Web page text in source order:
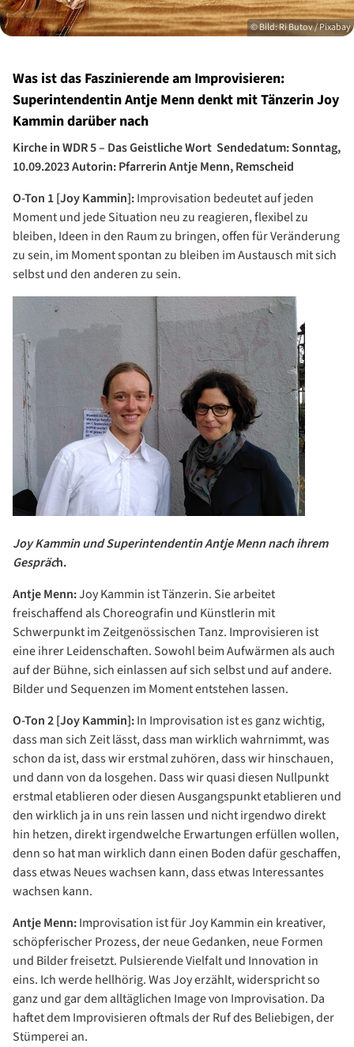
© Bild: Ri Butov / Pixabay
Was ist das Faszinierende am Improvisieren:
Superintendentin Antje Menn denkt mit Tänzerin Joy
Kammin darüber nach
Kirche in WDR 5 – Das Geistliche Wort Sendedatum: Sonntag,
10.09.2023 Autorin: Pfarrerin Antje Menn, Remscheid
O-Ton 1 [Joy Kammin]:Improvisation bedeutet auf jeden
Moment und jede Situation neu zu reagieren, flexibel zu
bleiben, Ideen in den Raum zu bringen, offen für Veränderung
zu sein, im Moment spontan zu bleiben im Austausch mit sich
selbst und den anderen zu sein.
Joy Kammin und Superintendentin Antje Menn nach ihrem
Gespräch.
Antje Menn:Joy Kammin ist Tänzerin. Sie arbeitet
freischaffend als Choreografin und Künstlerin mit
Schwerpunkt im Zeitgenössischen Tanz. Improvisieren ist
eine ihrer Leidenschaften. Sowohl beim Aufwärmen als auch
auf der Bühne, sich einlassen auf sich selbst und auf andere.
Bilder und Sequenzen im Moment entstehen lassen.
O-Ton 2 [Joy Kammin]:In Improvisation ist es ganz wichtig,
dass man sich Zeit lässt, dass man wirklich wahrnimmt, was
schon da ist, dass wir erstmal zuhören, dass wir hinschauen,
und dann von da losgehen. Dass wir quasi diesen Nullpunkt
erstmal etablieren oder diesen Ausgangspunkt etablieren und
den wirklich ja in uns rein lassen und nicht irgendwo direkt
hin hetzen, direkt irgendwelche Erwartungen erfüllen wollen,
denn so hat man wirklich dann einen Boden dafür geschaffen,
dass etwas Neues wachsen kann, dass etwas Interessantes
wachsen kann.
Antje Menn:Improvisation ist für Joy Kammin ein kreativer,
schöpferischer Prozess, der neue Gedanken, neue Formen
und Bilder freisetzt. Pulsierende Vielfalt und Innovation in
eins. Ich werde hellhörig. Was Joy erzählt, widerspricht so
ganz und gar dem alltäglichen Image von Improvisation. Da
haftet dem Improvisieren oftmals der Ruf des Beliebigen, der
Stümperei an.